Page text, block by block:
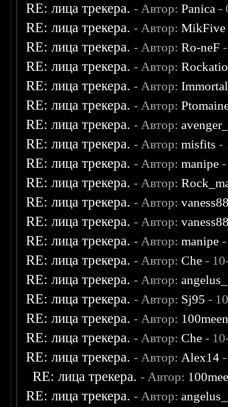
RE: лица трекера. - Автор:Panica -
RE: лица трекера. - Автор:MikFive
RE: лица трекера. - Автор:Ro-neF
RE: лица трекера. - Автор:
RE: лица трекера. - Автор:
RE: лица трекера. - Автор:
RE: лица трекера. - Автор:
RE: лица трекера. - Автор:misfits -
RE: лица трекера. - Автор:manipe
RE: лица трекера. - Автор:
RE: лица трекера. - Автор:
RE: лица трекера. - Автор:
RE: лица трекера. - Автор:manipe
RE: лица трекера. - Автор: Che -
RE: лица трекера. - Автор:
RE: лица трекера. - Автор: Sj95 -
RE: лица трекера. - Автор:
RE: лица трекера. - Автор: Che -
RE: лица трекера. - Автор: Alex14
RE: лица трекера. - Автор:
RE: лица трекера. - Автор: